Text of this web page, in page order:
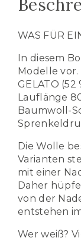
WAS FÜR
In diesem
Modelle
GELATO
Lauflänge
Baumwoll-
Die Wolle
Varianten
mit einer
Daher
von der
entstehen
Wer weiß?